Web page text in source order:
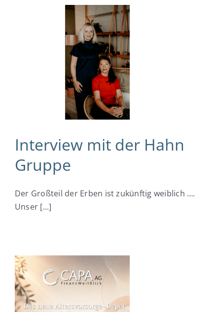
Interview mit der Hahn
Gruppe
Der Großteil der Erben ist zukünftig weiblich ….
Unser [...]